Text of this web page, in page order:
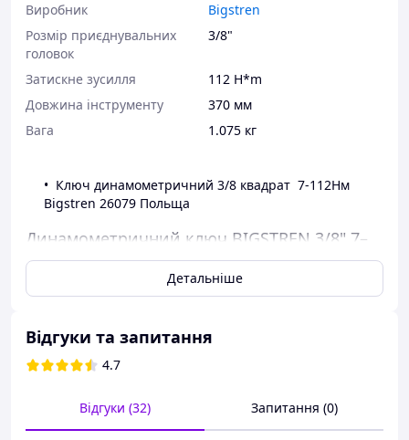
Виробник
Bigstren
Розмір приєднувальних
головок
3/8"
Затискне зусилля
112 H*m
Довжина інструменту
370 мм
Вага
1.075 кг
Ключ динамометричний 3/8 квадрат 7-112Нм
Bigstren 26079 Польща
Динамометричний ключ BIGSTREN 3/8" 7–
112 Нм із замком та сертифікатом
надійний інструмент для механіків, любителів
самостійного ремонту та професійних майстерень.
Завдяки діапазону крутного моменту 7–112 Нм та
затягування гвинтів та безпечну роботу з
компонентами, що потребують високої точності.
Детальніше
Відгуки та запитання
4.7
Відгуки (32) Запитання (0)